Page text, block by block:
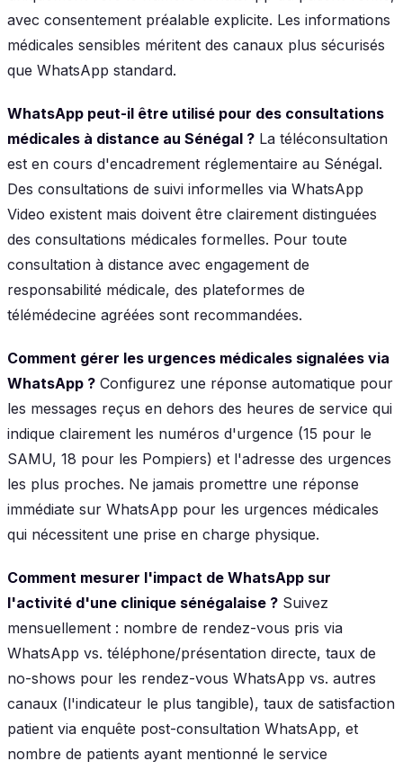
avec consentement préalable explicite. Les informations
médicales sensibles méritent des canaux plus sécurisés
que WhatsApp standard.
WhatsApp peut-il être utilisé pour des consultations
médicales à distance au Sénégal ? La téléconsultation
est en cours d'encadrement réglementaire au Sénégal.
Des consultations de suivi informelles via WhatsApp
Video existent mais doivent être clairement distinguées
des consultations médicales formelles. Pour toute
consultation à distance avec engagement de
responsabilité médicale, des plateformes de
télémédecine agréées sont recommandées.
Comment gérer les urgences médicales signalées via
WhatsApp ? Configurez une réponse automatique pour
les messages reçus en dehors des heures de service qui
indique clairement les numéros d'urgence (15 pour le
SAMU, 18 pour les Pompiers) et l'adresse des urgences
les plus proches. Ne jamais promettre une réponse
immédiate sur WhatsApp pour les urgences médicales
qui nécessitent une prise en charge physique.
Comment mesurer l'impact de WhatsApp sur
l'activité d'une clinique sénégalaise ? Suivez
mensuellement : nombre de rendez-vous pris via
WhatsApp vs. téléphone/présentation directe, taux de
no-shows pour les rendez-vous WhatsApp vs. autres
canaux (l'indicateur le plus tangible), taux de satisfaction
patient via enquête post-consultation WhatsApp, et
nombre de patients ayant mentionné le service